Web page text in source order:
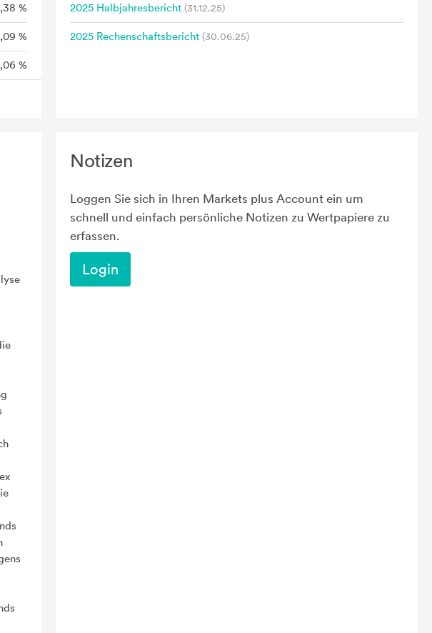
%
%
%
2025 Halbjahresbericht (31.12.25)
2025 Rechenschaftsbericht (30.06.25)
Notizen
Loggen Sie sich in Ihren Markets plus Account ein um
schnell und einfach persönliche Notizen zu Wertpapiere zu
erfassen.
Login